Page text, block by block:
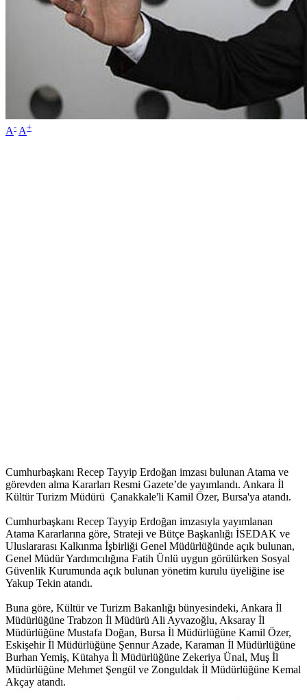
A- A+
Cumhurbaşkanı Recep Tayyip Erdoğan imzası bulunan Atama ve
görevden alma Kararları Resmi Gazete’de yayımlandı. Ankara İl
Kültür Turizm Müdürü Çanakkale'li Kamil Özer, Bursa'ya atandı.
Cumhurbaşkanı Recep Tayyip Erdoğan imzasıyla yayımlanan
Atama Kararlarına göre, Strateji ve Bütçe Başkanlığı İSEDAK ve
Uluslararası Kalkınma İşbirliği Genel Müdürlüğünde açık bulunan,
Genel Müdür Yardımcılığına Fatih Ünlü uygun görülürken Sosyal
Güvenlik Kurumunda açık bulunan yönetim kurulu üyeliğine ise
Yakup Tekin atandı.
Buna göre, Kültür ve Turizm Bakanlığı bünyesindeki, Ankara İl
Müdürlüğüne Trabzon İl Müdürü Ali Ayvazoğlu, Aksaray İl
Müdürlüğüne Mustafa Doğan, Bursa İl Müdürlüğüne Kamil Özer,
Eskişehir İl Müdürlüğüne Şennur Azade, Karaman İl Müdürlüğüne
Burhan Yemiş, Kütahya İl Müdürlüğüne Zekeriya Ünal, Muş İl
Müdürlüğüne Mehmet Şengül ve Zonguldak İl Müdürlüğüne Kemal
Akçay atandı.